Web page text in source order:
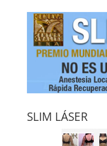
SLIM LÁSER